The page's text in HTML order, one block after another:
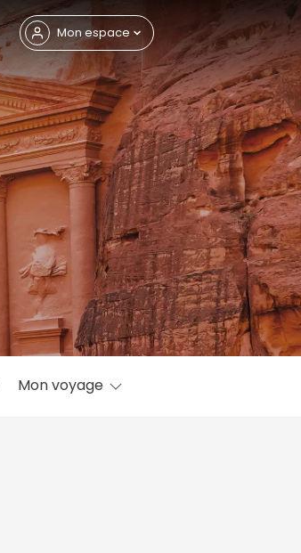
Mon espace
Mon voyage
Fermer